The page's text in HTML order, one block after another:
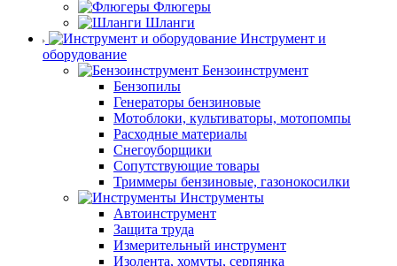
Флюгеры
Шланги
Инструмент и
оборудование
Бензоинструмент
Бензопилы
Генераторы бензиновые
Мотоблоки, культиваторы, мотопомпы
Расходные материалы
Снегоуборщики
Сопутствующие товары
Триммеры бензиновые, газонокосилки
Инструменты
Автоинструмент
Защита труда
Измерительный инструмент
Изолента, хомуты, серпянка